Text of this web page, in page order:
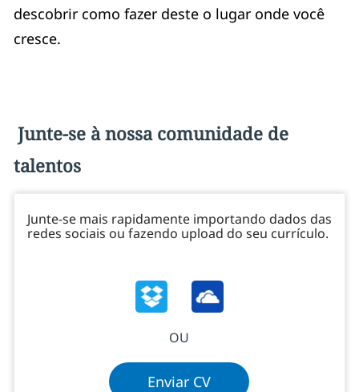
descobrir como fazer deste o lugar onde você
cresce.
Junte-se à nossa comunidade de
talentos
Upload options
Junte-se mais rapidamente importando dados das
redes sociais ou fazendo upload do seu currículo.
OU
Enviar CV